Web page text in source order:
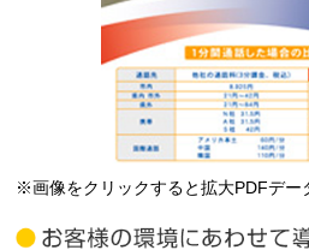
※画像をクリックすると拡大PDFデー